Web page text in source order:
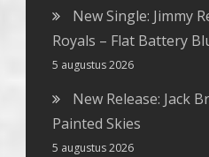
New Single: Jimmy
Royals – Flat Battery
5 augustus 2026
New Release: Jack
Painted Skies
5 augustus 2026